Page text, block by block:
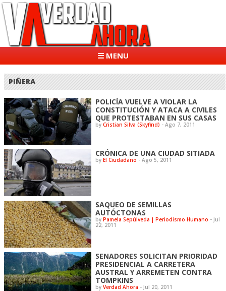
☰ MENU
PIÑERA
POLICÍA VUELVE A VIOLAR LA
CONSTITUCIÓN Y ATACA A CIVILES
QUE PROTESTABAN EN SUS CASAS
byCristian Silva (Skyfind) - Ago 7, 2011
CRÓNICA DE UNA CIUDAD SITIADA
byEl Ciudadano - Ago 5, 2011
SAQUEO DE SEMILLAS
AUTÓCTONAS
byPamela Sepúlveda | Periodismo Humano - Jul
22, 2011
SENADORES SOLICITAN PRIORIDAD
PRESIDENCIAL A CARRETERA
AUSTRAL Y ARREMETEN CONTRA
TOMPKINS
byVerdad Ahora - Jul 20, 2011